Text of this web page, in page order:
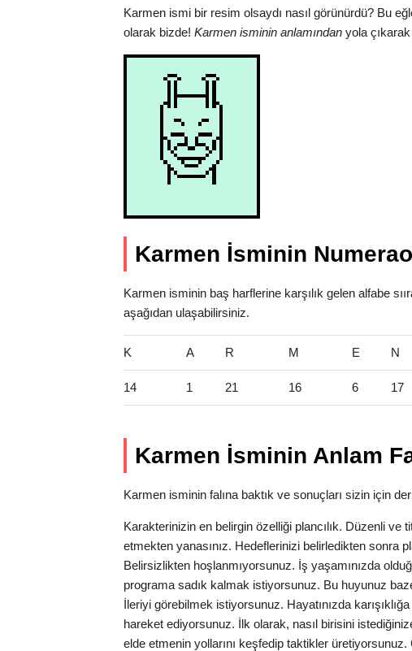
Karmen ismi bir resim olsaydı nasıl görünürdü? Bu
olarak bizde! Karmen isminin anlamından yola
Karmen İsminin
Karmen isminin baş harflerine karşılık gelen alfabe
aşağıdan ulaşabilirsiniz.
K A R M E N
14 1 21 16 6 17
Karmen İsminin Anlam
Karmen isminin falına baktık ve sonuçları sizin için
Karakterinizin en belirgin özelliği plancılık. Düzenli ve
etmekten yanasınız. Hedeflerinizi belirledikten sonra
Belirsizlikten hoşlanmıyorsunuz. İş yaşamınızda
programa sadık kalmak istiyorsunuz. Bu huyunuz
İleriyi görebilmek istiyorsunuz. Hayatınızda
hareket ediyorsunuz. İlk olarak, nasıl birisini
elde etmenin yollarını keşfedip taktikler